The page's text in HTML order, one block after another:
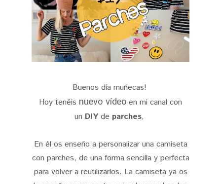
Buenos día muñecas!
Hoy tenéis nuevo vídeo en mi canal con
un DIY de parches,
En él os enseño a personalizar una camiseta
con parches, de una forma sencilla y perfecta
para volver a reutilizarlos. La camiseta ya os